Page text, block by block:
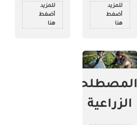
للمزيد
أضغط
هنا
للمزيد
أضغط
هنا
المصطلحات
الزراعية